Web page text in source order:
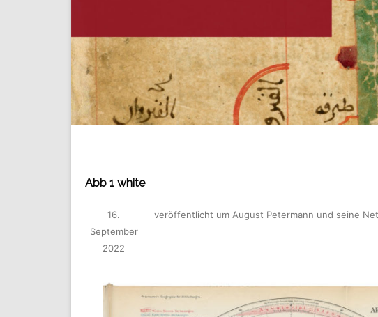
Abb 1 white
veröffentlicht
16.
September
2022
um August Petermann und seine